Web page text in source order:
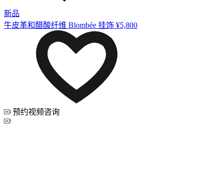
新品
牛皮革和醋酸纤维 Blombée 挂饰 ¥5,800
预约视频咨询